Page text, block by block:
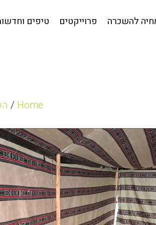
להשכרה פרוייקטים טיפים צמחיה להשכרה פרוייקטים
Home
/